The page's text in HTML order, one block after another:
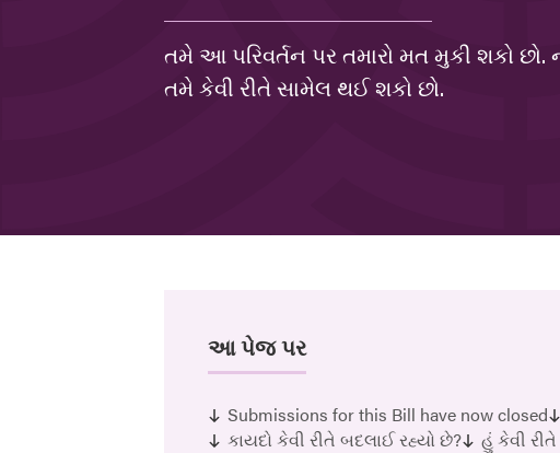
તમે આ પરિવર્તન પર તમારો મત મુકી શકો
તમે કેવી રીતે સામેલ થઈ શકો છો.
આ પેજ પર
Submissions for this Bill have now closed
કાયદો કેવી રીતે બદલાઈ રહ્યો છે?
હું કેવી